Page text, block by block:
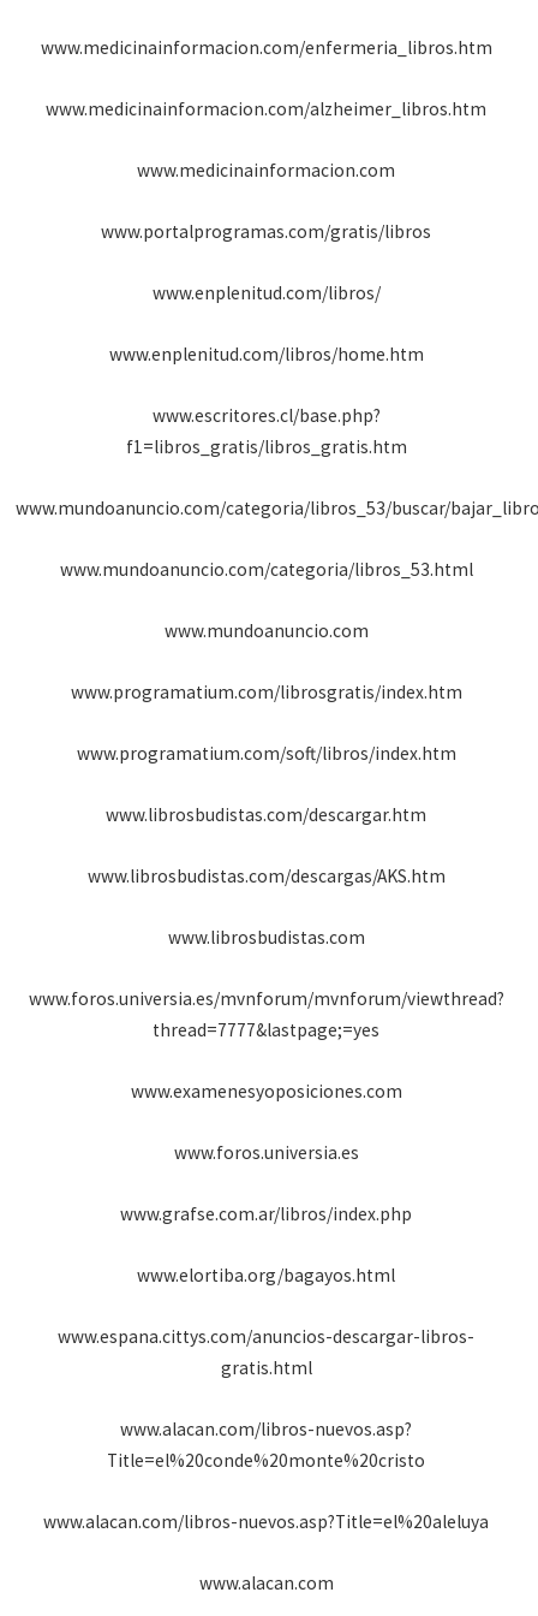
www.medicinainformacion.com/enfermeria_libros.htm
www.medicinainformacion.com/alzheimer_libros.htm
www.medicinainformacion.com
www.portalprogramas.com/gratis/libros
www.enplenitud.com/libros/
www.enplenitud.com/libros/home.htm
www.escritores.cl/base.php?
f1=libros_gratis/libros_gratis.htm
www.mundoanuncio.com/categoria/libros_53/buscar/
www.mundoanuncio.com/categoria/libros_53.html
www.mundoanuncio.com
www.programatium.com/librosgratis/index.htm
www.programatium.com/soft/libros/index.htm
www.librosbudistas.com/descargar.htm
www.librosbudistas.com/descargas/AKS.htm
www.librosbudistas.com
www.foros.universia.es/mvnforum/mvnforum/viewthread?
thread=7777&lastpage;=yes
www.examenesyoposiciones.com
www.foros.universia.es
www.grafse.com.ar/libros/index.php
www.elortiba.org/bagayos.html
www.espana.cittys.com/anuncios-descargar-libros-
gratis.html
www.alacan.com/libros-nuevos.asp?
Title=el%20conde%20monte%20cristo
www.alacan.com/libros-nuevos.asp?Title=el%20aleluya
www.alacan.com